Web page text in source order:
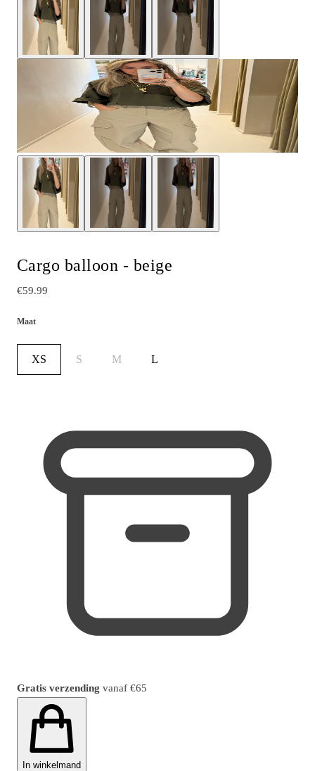
Cargo balloon - beige
€59.99
Maat
XS S M L
Gratis verzending vanaf €65
In winkelmand